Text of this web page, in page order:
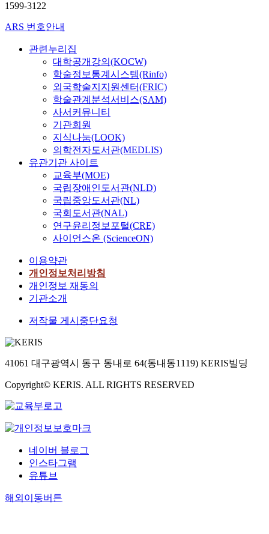
1599-3122
ARS 번호안내
관련누리집
대학공개강의(KOCW)
학술정보통계시스템(Rinfo)
외국학술지지원센터(FRIC)
학술관계분석서비스(SAM)
사서커뮤니티
기관회원
지식나눔(LOOK)
의학전자도서관(MEDLIS)
유관기관 사이트
교육부(MOE)
국립장애인도서관(NLD)
국립중앙도서관(NL)
국회도서관(NAL)
연구윤리정보포털(CRE)
사이언스온 (ScienceON)
이용약관
개인정보처리방침
개인정보 재동의
기관소개
저작물 게시중단요청
41061 대구광역시 동구 동내로 64(동내동1119) KERIS빌딩
Copyright© KERIS. ALL RIGHTS RESERVED
네이버 블로그
인스타그램
유튜브
해외이동버튼